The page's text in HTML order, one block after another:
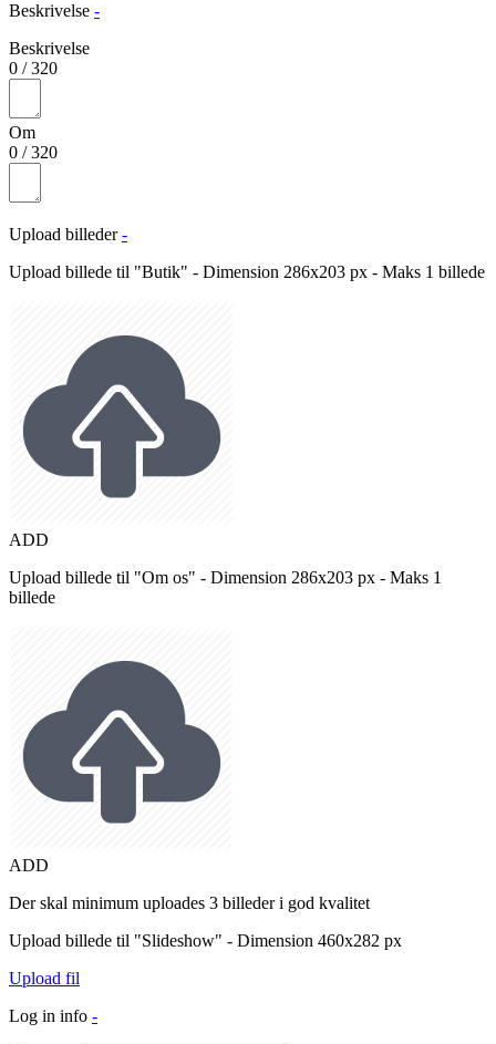
Beskrivelse -
Beskrivelse
0 /320
Om
0 /320
Upload billeder -
Upload billede til "Butik" - Dimension 286x203 px - Maks 1 billede
ADD
Upload billede til "Om os" - Dimension 286x203 px - Maks 1
billede
ADD
Der skal minimum uploades 3 billeder i god kvalitet
Upload billede til "Slideshow" - Dimension 460x282 px
Upload fil
Log in info -